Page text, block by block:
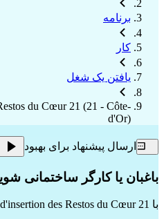
برنامه
کار
یافتن یک شغل
du Cœur 21 (21 - Côte-
d'Or)
ارسال پیشنهاد برای بهبود
باغبان یا کارگر ساختمانی
با des Restos du Cœur 21